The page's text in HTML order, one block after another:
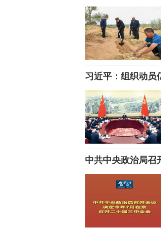
习近平：组织动员
中共中央政治局召